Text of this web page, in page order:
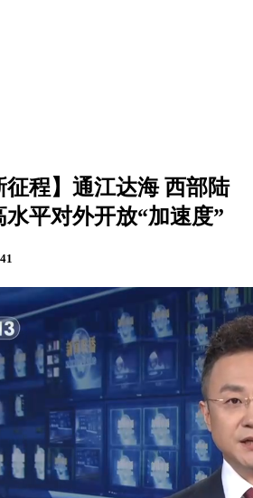
征程】通江达海 西部陆
平对外开放“加速度”